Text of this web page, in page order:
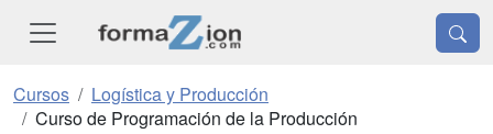
Cursos
Logística y Producción
Curso de Programación de la Producción